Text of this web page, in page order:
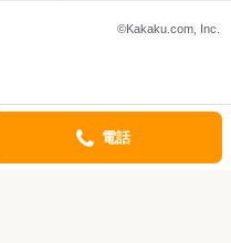
©Kakaku.com, Inc.
電話